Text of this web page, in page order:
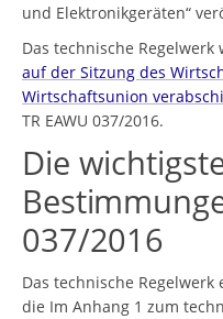
und Elektronikgeräten“
Das technische Regelwerk
auf der Sitzung des
Wirtschaftsunion
TR EAWU 037/2016.
Die
037/2016
Das technische
die Im Anhang 1 zum